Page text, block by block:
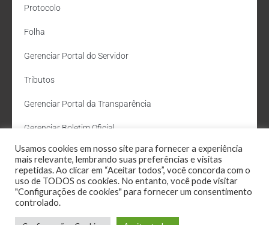
Protocolo
Folha
Gerenciar Portal do Servidor
Tributos
Gerenciar Portal da Transparência
Gerenciar Boletim Oficial
Departamento de Água e Esgoto
Administração Site
Webmail
Usamos cookies em nosso site para fornecer a experiência
mais relevante, lembrando suas preferências e visitas
repetidas. Ao clicar em “Aceitar todos”, você concorda com o
uso de TODOS os cookies. No entanto, você pode visitar
"Configurações de cookies" para fornecer um consentimento
controlado.